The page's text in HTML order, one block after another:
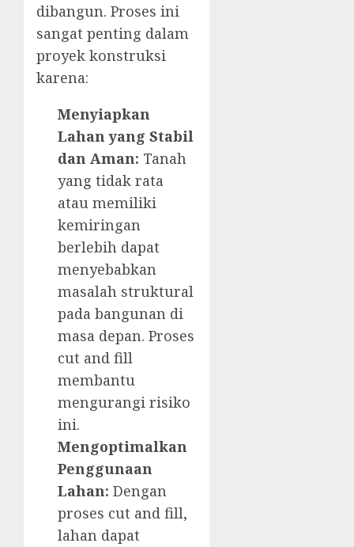
dibangun. Proses ini
sangat penting dalam
proyek konstruksi
karena:
Menyiapkan
Lahan yang Stabil
dan Aman: Tanah
yang tidak rata
atau memiliki
kemiringan
berlebih dapat
menyebabkan
masalah struktural
pada bangunan di
masa depan. Proses
cut and fill
membantu
mengurangi risiko
ini.
Mengoptimalkan
Penggunaan
Lahan: Dengan
proses cut and fill,
lahan dapat